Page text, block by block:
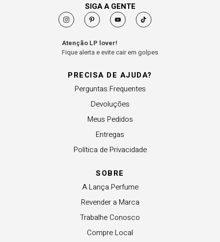
PRECISA DE AJUDA?
Perguntas Frequentes
Devoluções
Meus Pedidos
Entregas
Política de Privacidade
SOBRE
A Lança Perfume
Revender a Marca
Trabalhe Conosco
Compre Local
SIGA A GENTE
Atenção LP lover!
Fique alerta e evite cair em golpes